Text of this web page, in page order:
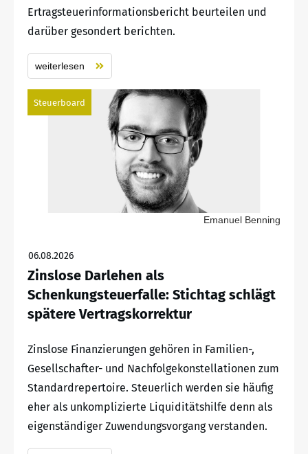
Ertragsteuerinformationsbericht beurteilen und
darüber gesondert berichten.
weiterlesen
Steuerboard
Emanuel Benning
06.08.2026
Zinslose Darlehen als
Schenkungsteuerfalle: Stichtag schlägt
spätere Vertragskorrektur
Zinslose Finanzierungen gehören in Familien-,
Gesellschafter- und Nachfolgekonstellationen zum
Standardrepertoire. Steuerlich werden sie häufig
eher als unkomplizierte Liquiditätshilfe denn als
eigenständiger Zuwendungsvorgang verstanden.